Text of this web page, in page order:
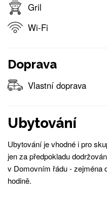
Gril
Wi-Fi
Doprava
Vlastní doprava
Ubytování
Ubytování je vhodné i pro
jen za předpokladu
v Domovním řádu - zejména
hodině.